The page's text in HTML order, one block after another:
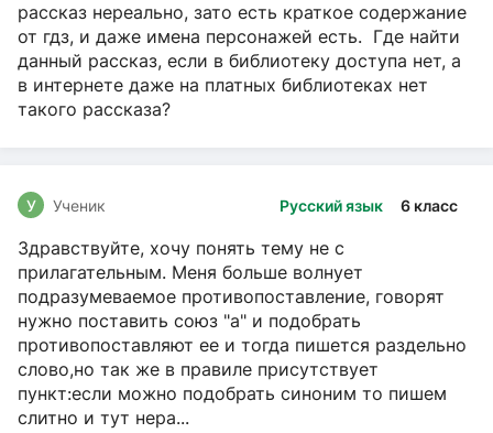
рассказ нереально, зато есть краткое содержание
от гдз, и даже имена персонажей есть. Где найти
данный рассказ, если в библиотеку доступа нет, а
в интернете даже на платных библиотеках нет
такого рассказа?
Русский язык 6 класс
У Ученик
Здравствуйте, хочу понять тему не с
прилагательным. Меня больше волнует
подразумеваемое противопоставление, говорят
нужно поставить союз "а" и подобрать
противопоставляют ее и тогда пишется раздельно
слово,но так же в правиле присутствует
пункт:если можно подобрать синоним то пишем
слитно и тут нера...